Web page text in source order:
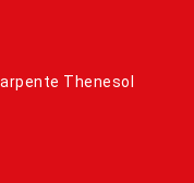
Thenesol